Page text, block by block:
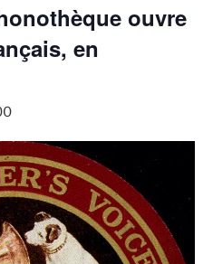
ouvre
en